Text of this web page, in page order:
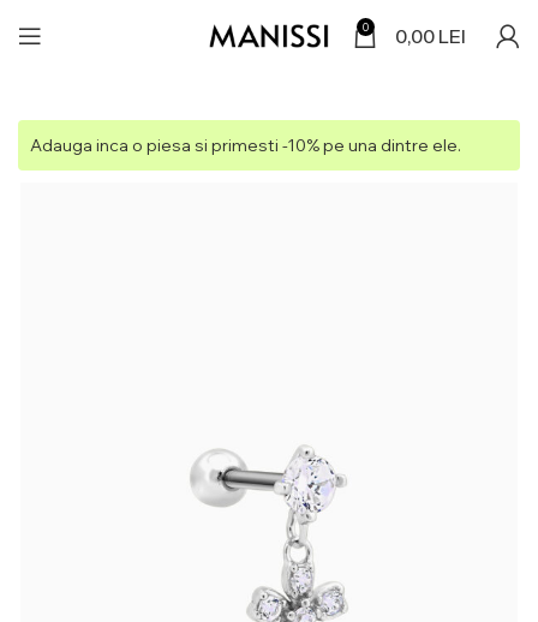
0 0,00 LEI
Adauga inca o piesa si primesti -10% pe una dintre ele.